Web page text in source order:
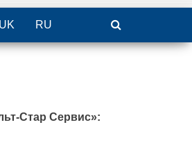
UK RU
Стар Сервис»: